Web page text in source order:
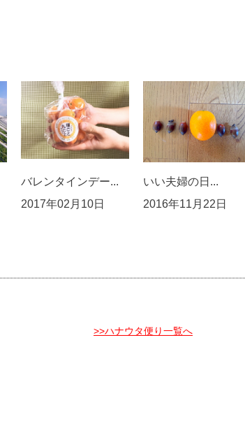
バレンタインデー...
2017年02月10日
いい夫婦の日...
2016年11月22日
>>ハナウタ便り一覧へ